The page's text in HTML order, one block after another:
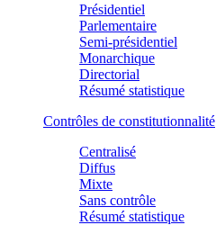
Présidentiel
Parlementaire
Semi-présidentiel
Monarchique
Directorial
Résumé statistique
Contrôles de constitutionnalité
Centralisé
Diffus
Mixte
Sans contrôle
Résumé statistique